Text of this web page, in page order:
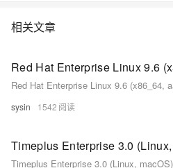
相关文章
sysin 1542